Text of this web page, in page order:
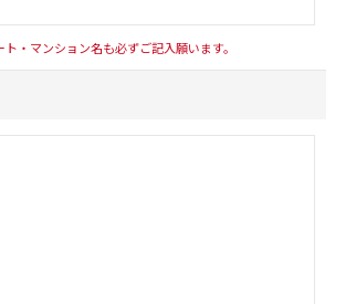
・マンション名も必ずご記入願います。